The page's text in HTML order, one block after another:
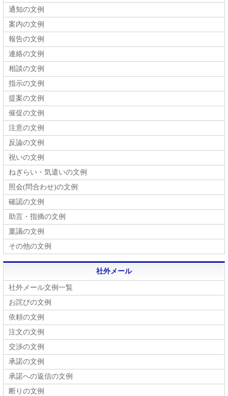
通知の文例
案内の文例
報告の文例
連絡の文例
相談の文例
指示の文例
提案の文例
催促の文例
注意の文例
反論の文例
祝いの文例
ねぎらい・気遣いの文例
照会(問合わせ)の文例
確認の文例
助言・指摘の文例
稟議の文例
その他の文例
社外メール
社外メール文例一覧
お詫びの文例
依頼の文例
注文の文例
交渉の文例
承諾の文例
承諾への返信の文例
断りの文例